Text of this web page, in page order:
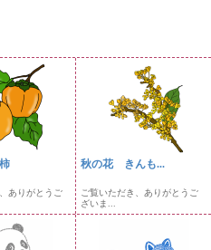
ありがとうご
秋の花 きんも...
ご覧いただき、ありがとうご
ざいま...